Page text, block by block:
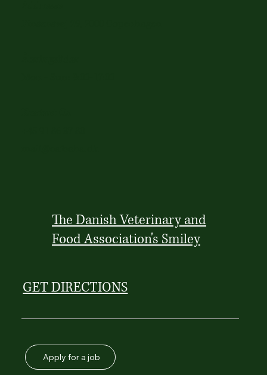
Apply for a job
The Danish Veterinary and
Food Association's Smiley
GET DIRECTIONS